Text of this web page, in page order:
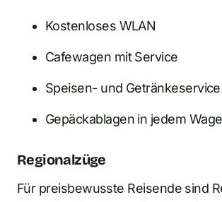
Kostenloses WLAN
Cafewagen mit Service
Speisen- und
Gepäckablagen in jedem
Regionalzüge
Für preisbewusste Reisende sind